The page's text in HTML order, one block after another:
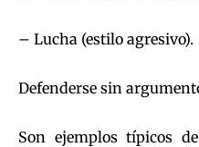
– Lucha (estilo agresivo).
Defenderse sin
Son ejemplos típicos